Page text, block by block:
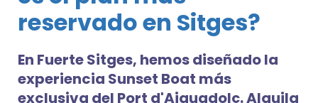
reservado en Sitges?
En Fuerte Sitges, hemos diseñado la
experiencia Sunset Boat más
exclusiva del Port d'Aiguadolç. Alquila